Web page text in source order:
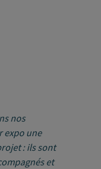
nos
expo une
: ils sont
et